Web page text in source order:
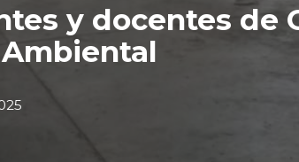
y docentes de